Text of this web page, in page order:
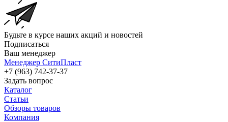
Будьте в курсе наших акций и новостей
Подписаться
Ваш менеджер
Менеджер СитиПласт
+7 (963) 742-37-37
Задать вопрос
Каталог
Статьи
Обзоры товаров
Компания